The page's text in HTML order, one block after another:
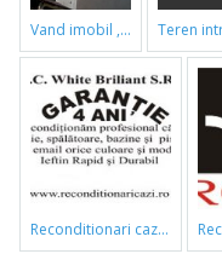
vand imobil ,790m,piata gorjului,pret negociabil teren
reconditionari cazi de baie